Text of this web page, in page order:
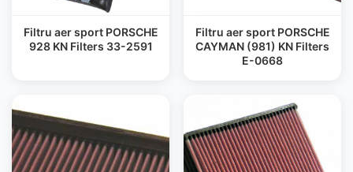
Filtru aer sport PORSCHE
928 KN Filters 33-2591
Filtru aer sport PORSCHE
CAYMAN (981) KN Filters
E-0668